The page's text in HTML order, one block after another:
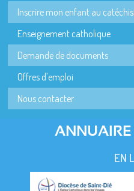
Inscrire mon enfant au
Enseignement catholique
Demande de documents
Offres d'emploi
Nous contacter
ANNUAIRE
EN